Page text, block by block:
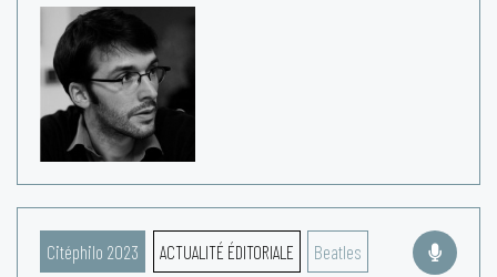
Citéphilo 2023 ACTUALITÉ ÉDITORIALE Beatles